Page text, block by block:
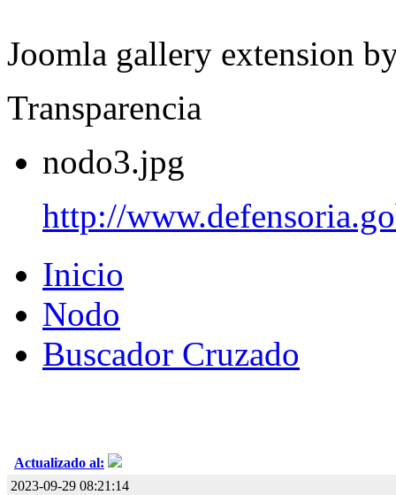
Joomla gallery extension
Transparencia
nodo3.jpg
http://
Inicio
Nodo
Buscador Cruzado
Actualizado al:
2023-09-29 08:21:14